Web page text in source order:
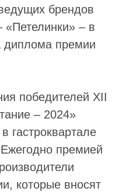
брендов
«Петелинки» – в
диплома премии
победителей XII
– 2024»
гастроквартале
премией
которые вносят